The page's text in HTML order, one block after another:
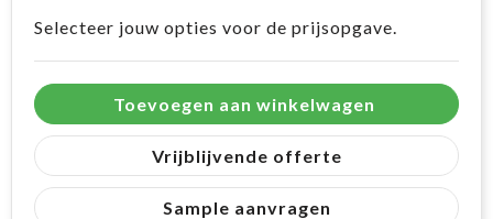
Selecteer jouw opties voor de prijsopgave.
Toevoegen aan winkelwagen
Vrijblijvende offerte
Sample aanvragen